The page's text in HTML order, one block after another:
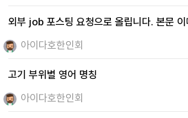
외부 job 포스팅 요청으로 올립니다. 본문
아이다호한인회
고기 부위별 영어 명칭
아이다호한인회